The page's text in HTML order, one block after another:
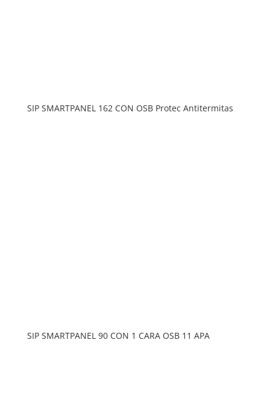
SIP SMARTPANEL 162 CON OSB Protec Antitermitas
SIP SMARTPANEL 90 CON 1 CARA OSB 11 APA